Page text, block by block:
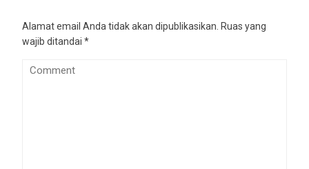
Alamat email Anda tidak akan dipublikasikan. Ruas yang
wajib ditandai*